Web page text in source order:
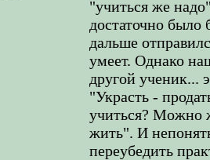
"учиться же
достаточно было
дальше
умеет. Однако
другой ученик...
"Украсть -
учиться? Можно
жить". И
переубедить